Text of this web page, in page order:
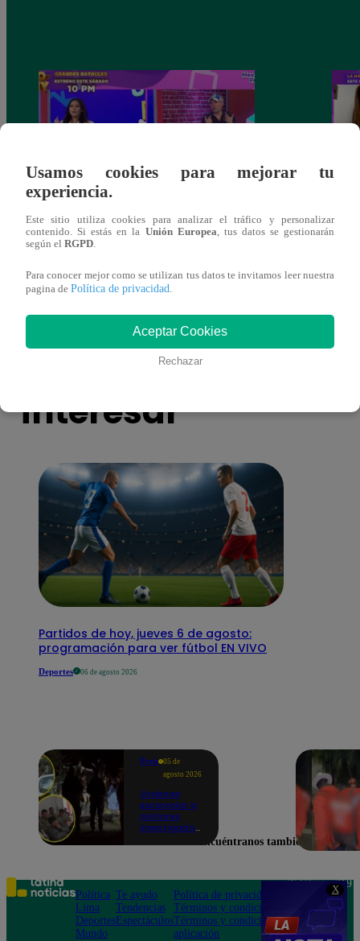
X
Amy Gutierrez pasó un divertido
momento en el programa
También te puede
interesar
Partidos de hoy, jueves 6 de agosto:
programación para ver fútbol EN VIVO
Deportes 06 de agosto 2026
Perú
05 de
agosto 2026
Ordenan
excarcelar a
militares
investigados
Colcabamba
Usamos cookies para mejorar tu
experiencia.
Este sitio utiliza cookies para analizar el tráfico y personalizar
contenido. Si estás en la Unión Europea, tus datos se gestionarán
según el RGPD.
Para conocer mejor como se utilizan tus datos te invitamos leer nuestra
pagina de Política de privacidad.
Aceptar Cookies
Rechazar
Encuéntranos también en
Política
Lima
Deportes
Mundo
Te ayudo
Tendencias
Espectáculos
Política de privacidad
Términos y condiciones
Términos y condiciones
aplicación
Teléfono: 219
Av. San
Felipe 968
Jesús María